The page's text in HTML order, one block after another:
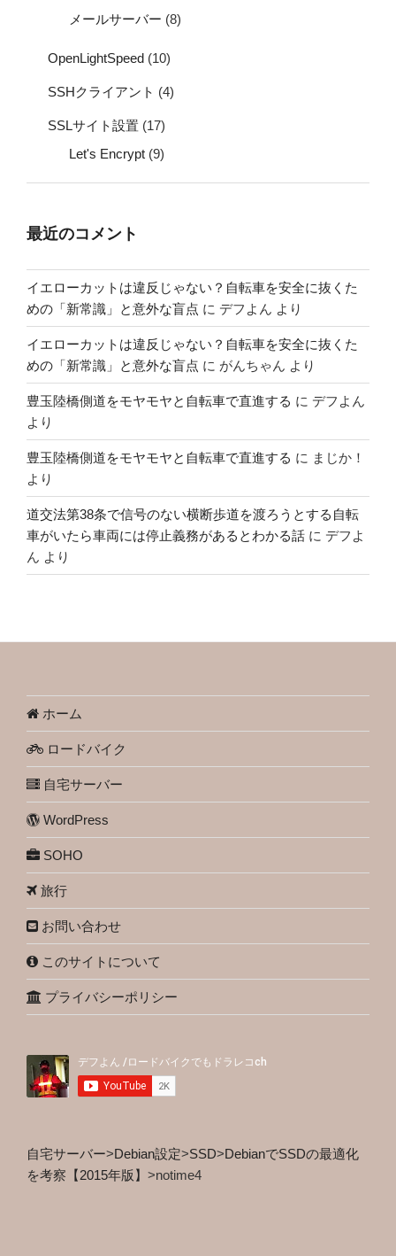
メールサーバー (8)
OpenLightSpeed (10)
SSHクライアント (4)
SSLサイト設置 (17)
Let's Encrypt (9)
最近のコメント
イエローカットは違反じゃない？自転車を安全に抜くた
めの「新常識」と意外な盲点 に デフよん より
イエローカットは違反じゃない？自転車を安全に抜くた
めの「新常識」と意外な盲点 に がんちゃん より
豊玉陸橋側道をモヤモヤと自転車で直進する に デフよん
より
豊玉陸橋側道をモヤモヤと自転車で直進する に まじか！
より
道交法第38条で信号のない横断歩道を渡ろうとする自転
車がいたら車両には停止義務があるとわかる話 に デフよ
ん より
ホーム
ロードバイク
自宅サーバー
WordPress
SOHO
旅行
お問い合わせ
このサイトについて
プライバシーポリシー
自宅サーバー>Debian設定>SSD>DebianでSSDの最適化
を考察【2015年版】 >notime4